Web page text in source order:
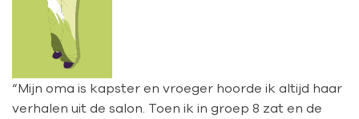
“Mijn oma is kapster en vroeger hoorde ik altijd haar
verhalen uit de salon. Toen ik in groep 8 zat en de